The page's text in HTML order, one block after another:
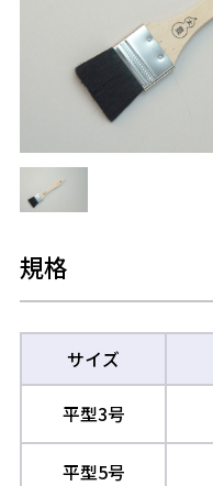
規格
サイズ
平型3号
平型5号